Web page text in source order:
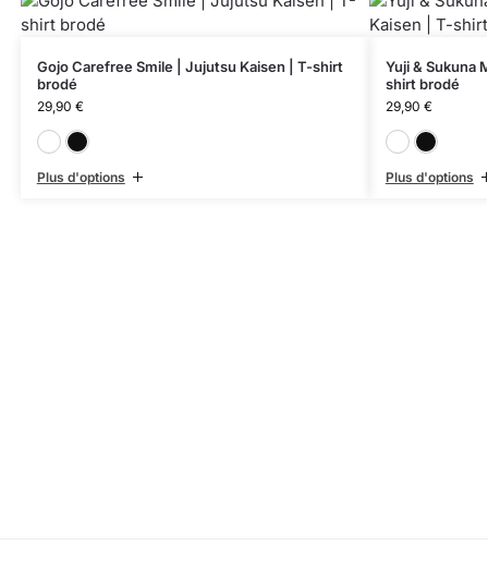
Gojo Carefree Smile | Jujutsu Kaisen | T-shirt
brodé
29,90 €
Plus d'options
Yuji & Sukuna
shirt brodé
29,90 €
Plus d'options